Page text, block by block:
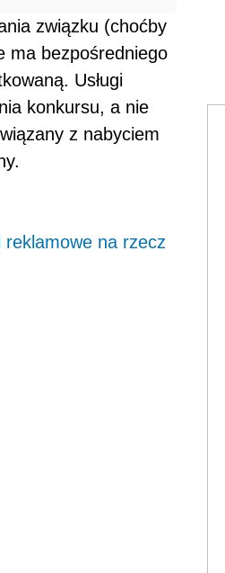
związku (choćby
ma bezpośredniego
Usługi
konkursu, a nie
z nabyciem
reklamowe na rzecz